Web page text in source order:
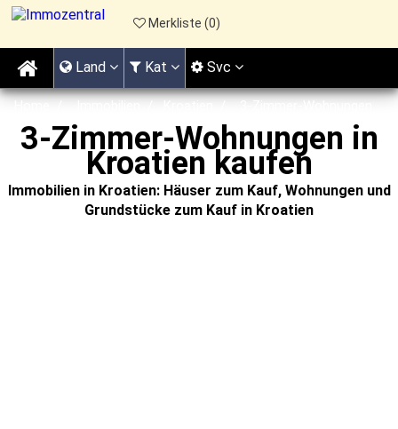
3-Zimmer-Wohnungen in
Kroatien kaufen
Immobilien in Kroatien: Häuser zum Kauf, Wohnungen und
Grundstücke zum Kauf in Kroatien
Merkliste (0)
Land Kat Svc